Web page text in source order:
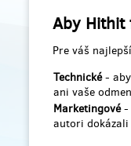
Aby Hithit
Pre váš
Technické- aby
ani vaše
Marketingové-
autori